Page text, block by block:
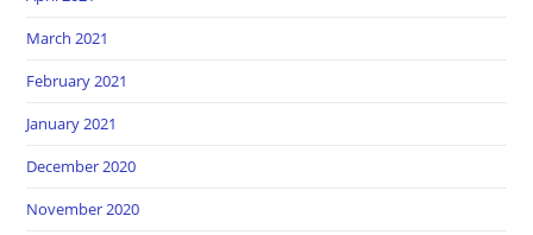
March 2021
February 2021
January 2021
December 2020
November 2020